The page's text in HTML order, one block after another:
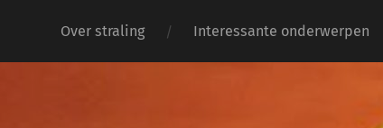
Over straling Interessante onderwerpen